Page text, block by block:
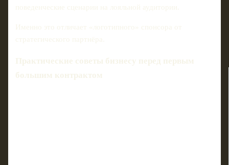
поведенческие сценарии на лояльной аудитории.
Именно это отличает «логотипного» спонсора от
стратегического партнёра.
Практические советы бизнесу перед первым
большим контрактом